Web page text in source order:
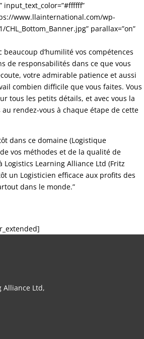
input_text_color=”#ffffff”
www.llainternational.com/wp-
parallax=”on”
beaucoup d’humilité vos compétences
de responsabilités dans ce que vous
votre admirable patience et aussi
combien difficile que vous faites. Vous
tous les petits détails, et avec vous la
rendez-vous à chaque étape de cette
dans ce domaine (Logistique
vos méthodes et de la qualité de
Logistics Learning Alliance Ltd (Fritz
un Logisticien efficace aux profits des
dans le monde.”
Alliance Ltd,